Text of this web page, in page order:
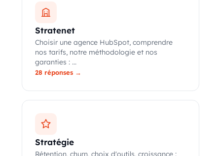
Stratenet
Choisir une agence HubSpot, comprendre
nos tarifs, notre méthodologie et nos
garanties : ...
28 réponses →
Stratégie
Rétention, churn, choix d'outils, croissance :